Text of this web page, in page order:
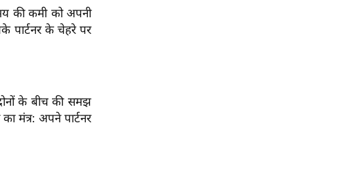
की कमी को अपनी
पार्टनर के चेहरे पर
के बीच की समझ
मंत्र: अपने पार्टनर